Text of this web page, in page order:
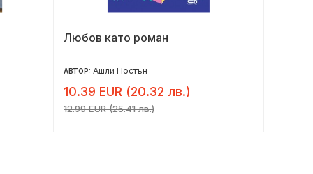
Любов като роман
АВТОР: Ашли Постън
10.39 EUR (20.32 лв.)
12.99 EUR (25.41 лв.)